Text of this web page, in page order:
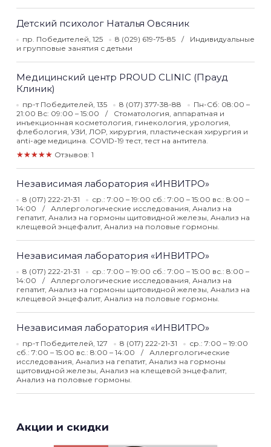
Детский психолог Наталья Овсяник
пр. Победителей, 125 8 (029) 619-75-85
Индивидуальные
и групповые занятия с детьми
Медицинский центр PROUD CLINIC (Прауд
Клиник)
пр-т Победителей, 135 8 (017) 377-38-88
Пн-Сб: 08:00 –
21:00 Вс: 09:00 – 15:00
Стоматология, аппаратная и
инъекционная косметология, гинекология, урология,
флебология, УЗИ, ЛОР, хирургия, пластическая хирургия и
anti-age медицина. COVID-19 тест, тест на антитела.
★★★★★ Отзывов: 1
Независимая лаборатория «ИНВИТРО»
8 (017) 222-21-31
ср.: 7:00 – 19:00 сб.: 7:00 – 15:00 вс.: 8:00 –
14:00
Аллергологические исследования, Анализ на
гепатит, Анализ на гормоны щитовидной железы, Анализ на
клещевой энцефалит, Анализ на половые гормоны.
Независимая лаборатория «ИНВИТРО»
8 (017) 222-21-31
ср.: 7:00 – 19:00 сб.: 7:00 – 15:00 вс.: 8:00 –
14:00
Аллергологические исследования, Анализ на
гепатит, Анализ на гормоны щитовидной железы, Анализ на
клещевой энцефалит, Анализ на половые гормоны.
Независимая лаборатория «ИНВИТРО»
пр-т Победителей, 127 8 (017) 222-21-31
ср.: 7:00 – 19:00
сб.: 7:00 – 15:00 вс.: 8:00 – 14:00
Аллергологические
исследования, Анализ на гепатит, Анализ на гормоны
щитовидной железы, Анализ на клещевой энцефалит,
Анализ на половые гормоны.
Акции и скидки